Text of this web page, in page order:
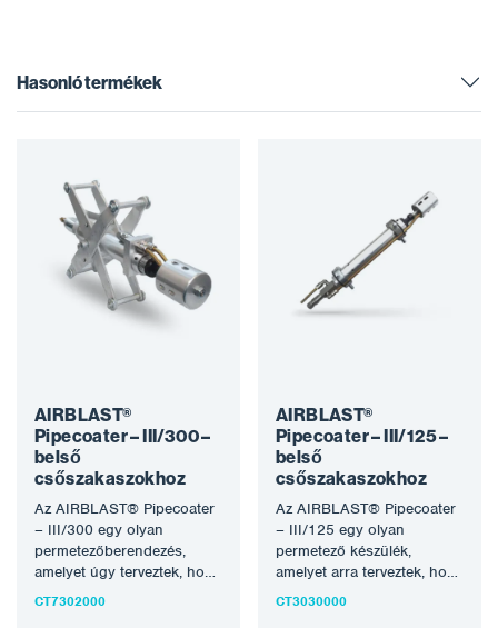
Hasonló termékek
AIRBLAST®
Pipecoater – III/300 –
belső
csőszakaszokhoz
Az AIRBLAST® Pipecoater
– III/300 egy olyan
permetezőberendezés,
amelyet úgy terveztek, hogy
125 mm és 300 mm (5″ –
CT7302000
AIRBLAST®
Pipecoater – III/125 –
belső
csőszakaszokhoz
Az AIRBLAST® Pipecoater
– III/125 egy olyan
permetező készülék,
amelyet arra terveztek, hogy
76-125 mm (3″ – 5″)
CT3030000